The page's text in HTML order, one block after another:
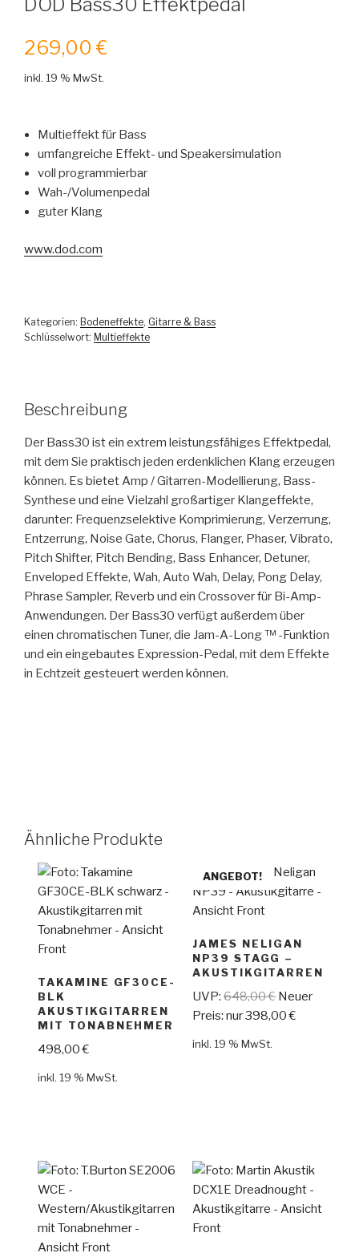
269,00 €
inkl. 19 % MwSt.
Multieffekt für Bass
umfangreiche Effekt- und Speakersimulation
voll programmierbar
Wah-/Volumenpedal
guter Klang
www.dod.com
Kategorien: Bodeneffekte, Gitarre & Bass
Schlüsselwort: Multieffekte
Beschreibung
Der Bass30 ist ein extrem leistungsfähiges Effektpedal,
mit dem Sie praktisch jeden erdenklichen Klang erzeugen
können. Es bietet Amp / Gitarren-Modellierung, Bass-
Synthese und eine Vielzahl großartiger Klangeffekte,
darunter: Frequenzselektive Komprimierung, Verzerrung,
Entzerrung, Noise Gate, Chorus, Flanger, Phaser, Vibrato,
Pitch Shifter, Pitch Bending, Bass Enhancer, Detuner,
Enveloped Effekte, Wah, Auto Wah, Delay, Pong Delay,
Phrase Sampler, Reverb und ein Crossover für Bi-Amp-
Anwendungen. Der Bass30 verfügt außerdem über
einen chromatischen Tuner, die Jam-A-Long ™ -Funktion
und ein eingebautes Expression-Pedal, mit dem Effekte
in Echtzeit gesteuert werden können.
Ähnliche Produkte
TAKAMINE GF30CE-
BLK
AKUSTIKGITARREN
MIT TONABNEHMER
498,00€
inkl. 19 % MwSt.
ANGEBOT!
JAMES NELIGAN
NP39 STAGG –
AKUSTIKGITARREN
UVP: 648,00€ Neuer
Preis: nur398,00€
inkl. 19 % MwSt.